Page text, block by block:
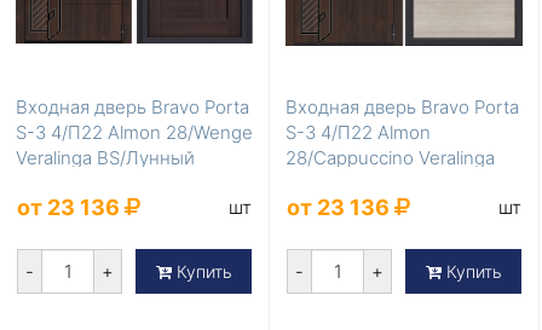
Входная дверь Bravo Porta
S-3 4/П22 Almon 28/Wenge
Veralinga BS/Лунный
от 23 136 шт
- + Купить
Входная дверь Bravo Porta
S-3 4/П22 Almon
28/Cappuccino Veralinga
от 23 136 шт
- + Купить